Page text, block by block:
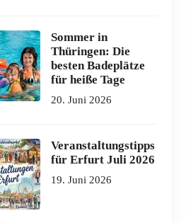
Sommer in
Thüringen: Die
besten Badeplätze
für heiße Tage
20. Juni 2026
Veranstaltungstipps
für Erfurt Juli 2026
19. Juni 2026